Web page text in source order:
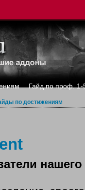
Гайд по проф. 1-
по достижениям
нашего